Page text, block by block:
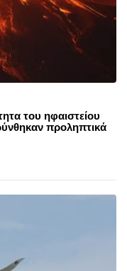
του ηφαιστείου
προληπτικά